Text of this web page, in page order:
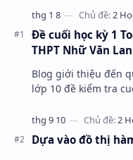
Đề cuối học kỳ 1
THPT Nhữ Văn
Blog giới thiệu đến
lớp 10 đề kiểm tra
Dựa vào đồ thị